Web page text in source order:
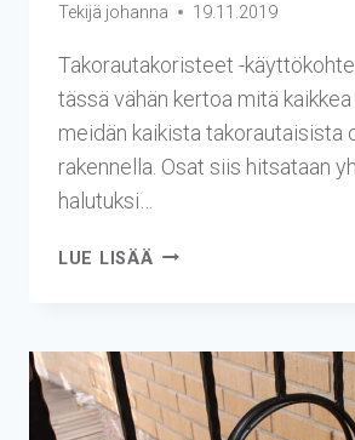
Tekijä johanna 19.11.2019
Takorautakoristeet -
tässä vähän kertoa mitä
meidän kaikista takorautaisista
rakennella. Osat siis hitsataan
halutuksi…
LUE LISÄÄ